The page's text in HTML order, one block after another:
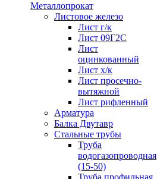
Металлопрокат
Листовое железо
Лист г/к
Лист 09Г2С
Лист
оцинкованный
Лист х/к
Лист просечно-
вытяжной
Лист рифленный
Арматура
Балка Двутавр
Стальные трубы
Труба
водогазопроводная
(15-50)
Труба профильная